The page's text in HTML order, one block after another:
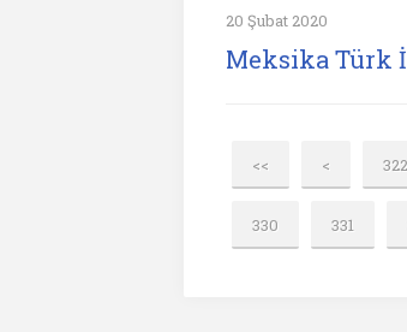
20 Şubat 2020
Meksika Türk
<< < 322
330 331